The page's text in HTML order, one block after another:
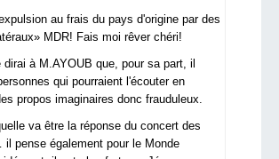
au frais du pays d'origine par des
MDR! Fais moi rêver chéri!
dirai à M.AYOUB que, pour sa part, il
qui pourraient l'écouter en
propos imaginaires donc frauduleux.
va être la réponse du concert des
il pense également pour le Monde